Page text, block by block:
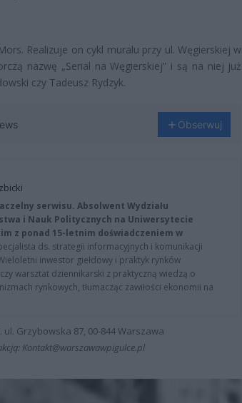
Realizuje on cykl muralu przy ul. Węgierskiej w
nazwę „Serial na Węgierskiej” i są na niej już
czy Tadeusz Rydzyk.
Obserwuj
serwisu. Absolwent Wydziału
i Nauk Politycznych na Uniwersytecie
z ponad 15-letnim doświadczeniem w
ds. strategii informacyjnych i komunikacji
inwestor giełdowy i praktyk rynków
warsztat dziennikarski z praktyczną wiedzą o
rynkowych, tłumacząc zawiłości ekonomii na
ul. Grzybowska 87, 00-844 Warszawa
Kontakt@warszawawpigulce.pl